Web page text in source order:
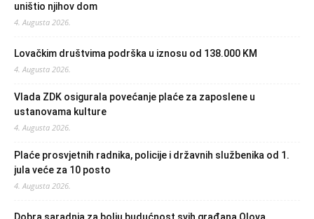
uništio njihov dom
4. Augusta 2026.
Lovačkim društvima podrška u iznosu od 138.000 KM
4. Augusta 2026.
Vlada ZDK osigurala povećanje plaće za zaposlene u
ustanovama kulture
4. Augusta 2026.
Plaće prosvjetnih radnika, policije i državnih službenika od 1.
jula veće za 10 posto
4. Augusta 2026.